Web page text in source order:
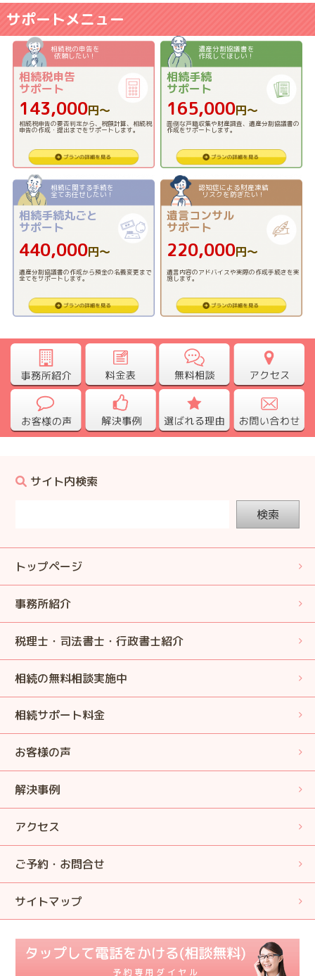
サポートメニュー
相続税の申告を
依頼したい！
相続税申告
サポート
143,000円〜
相続税申告の要否判定から、税額計算、相続税
申告の作成・提出までをサポートします。
遺産分割協議書を
作成してほしい！
相続手続
サポート
165,000円〜
面倒な戸籍収集や財産調査、遺産分割協議書の
作成をサポートします。
相続に関する手続を
全てお任せしたい！
相続手続丸ごと
サポート
440,000円〜
遺産分割協議書の作成から預金の名義変更まで
全てをサポートします。
認知症による財産凍結
リスクを防ぎたい！
遺言コンサル
サポート
220,000円〜
遺言内容のアドバイスや実際の作成手続きを実
施します。
サイト内検索
検索
トップページ
事務所紹介
税理士・司法書士・行政書士紹介
相続の無料相談実施中
相続サポート料金
お客様の声
解決事例
アクセス
ご予約・お問合せ
サイトマップ